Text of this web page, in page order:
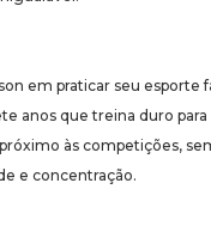
em praticar seu
anos que treina duro
às competições,
e concentração.